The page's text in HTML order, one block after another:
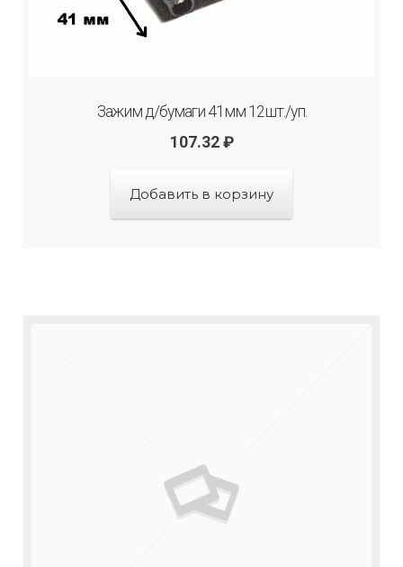
Зажим д/бумаги 41мм 12шт./уп.
107.32 ₽
Добавить в корзину